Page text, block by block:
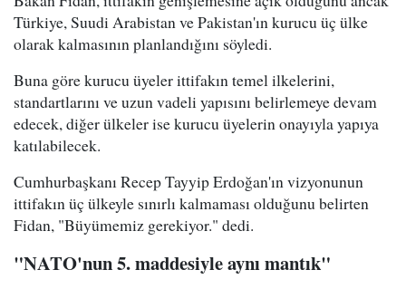
Türkiye, Suudi Arabistan ve Pakistan'ın kurucu üç ülke
olarak kalmasının planlandığını söyledi.
Buna göre kurucu üyeler ittifakın temel ilkelerini,
standartlarını ve uzun vadeli yapısını belirlemeye devam
edecek, diğer ülkeler ise kurucu üyelerin onayıyla yapıya
katılabilecek.
Cumhurbaşkanı Recep Tayyip Erdoğan'ın vizyonunun
ittifakın üç ülkeyle sınırlı kalmaması olduğunu belirten
Fidan, "Büyümemiz gerekiyor." dedi.
"NATO'nun 5. maddesiyle aynı mantık"